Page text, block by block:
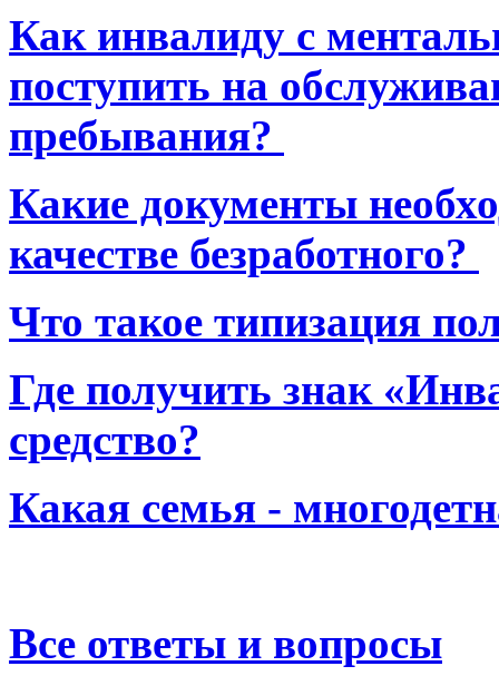
Как инвалиду с
поступить на
пребывания?
Какие документы
качестве безработного?
Что такое типизация
Где получить знак
средство?
Какая семья -
Все ответы и вопросы